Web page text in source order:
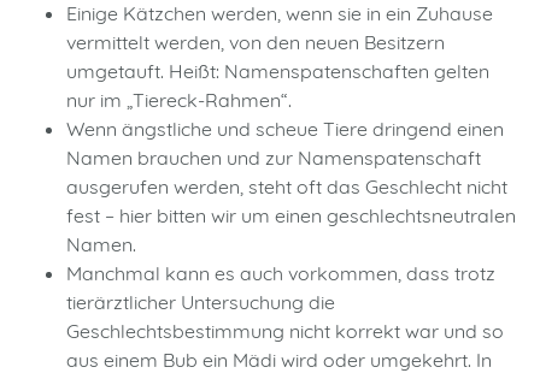
Einige Kätzchen werden, wenn sie in ein Zuhause
vermittelt werden, von den neuen Besitzern
umgetauft. Heißt: Namenspatenschaften gelten
nur im „Tiereck-Rahmen“.
Wenn ängstliche und scheue Tiere dringend einen
Namen brauchen und zur Namenspatenschaft
ausgerufen werden, steht oft das Geschlecht nicht
fest – hier bitten wir um einen geschlechtsneutralen
Namen.
Manchmal kann es auch vorkommen, dass trotz
tierärztlicher Untersuchung die
Geschlechtsbestimmung nicht korrekt war und so
aus einem Bub ein Mädi wird oder umgekehrt. In